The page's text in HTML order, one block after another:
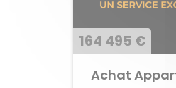
164 495 €